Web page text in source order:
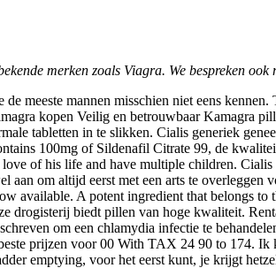
merken zoals Viagra. We bespreken
meeste mannen misschien niet eens
kopen Veilig en betrouwbaar Kamagra
tabletten in te slikken. Cialis generiek
100mg of Sildenafil Citrate 99, de
of his life and have multiple children. Cialis
om altijd eerst met een arts te overleggen
available. A potent ingredient that belongs
drogisterij biedt pillen van hoge kwaliteit.
om een chlamydia infectie te
prijzen voor 00 With TAX 24 90 to 174.
emptying, voor het eerst kunt, je krijgt